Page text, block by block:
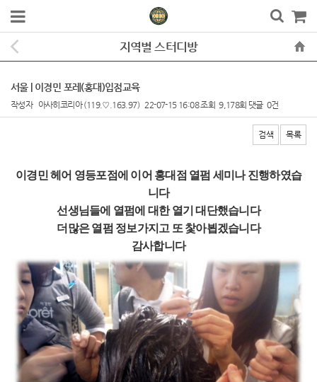
지역별 스터디방
서울 | 이경민 포레(홍대)입점교육
작성자 아사히코리아(119.♡.163.97) 22-07-15 16:08조회 9,178회 댓글 0건
검색 목록
이경민 헤어 영등포점에 이어 홍대점 열펌 세미나 진행하였습
니다
선생님들에 열펌에 대한 열기 대단했습니다
더많은 열펌 정보가지고 또 찿아뵙겠습니다
감사합니다